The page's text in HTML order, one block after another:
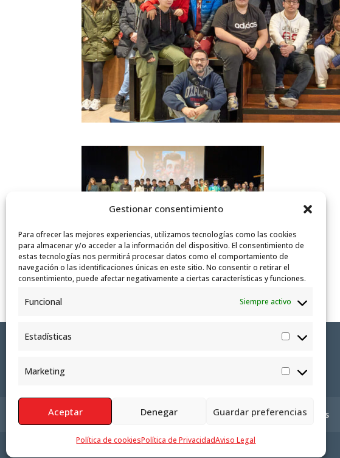
Gestionar consentimiento
Para ofrecer las mejores experiencias, utilizamos tecnologías como las cookies
para almacenar y/o acceder a la información del dispositivo. El consentimiento de
estas tecnologías nos permitirá procesar datos como el comportamiento de
navegación o las identificaciones únicas en este sitio. No consentir o retirar el
consentimiento, puede afectar negativamente a ciertas características y funciones.
Funcional Siempre activo
Estadísticas
Estadísticas
Marketing
Marketing
Aceptar Denegar Guardar preferencias
Política de cookiesPolítica de PrivacidadAviso Legal
Día de Don Bosco
Política de Privacidad Aviso Legal Política de cookies